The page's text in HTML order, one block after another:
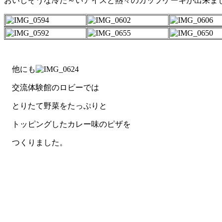
他にも
交流体験館のロビーでは
とりたて野菜をたっぷりと
トッピングしたカレー味のピザを
つくりました。